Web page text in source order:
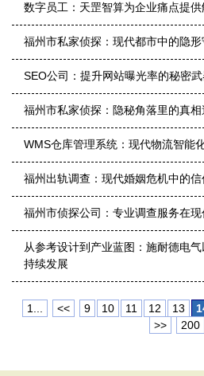
数字员工：天罡智算为企业痛点提供
福州市私家侦探：现代都市中的隐
SEO公司：提升网站曝光率的秘密武
福州市私家侦探：隐秘角落里的真
WMS仓库管理系统：现代物流智能
福州出轨调查：现代婚姻危机中的
福州市侦探公司：专业调查服务在
从参考设计到产业蓝图：施耐德电
持续发展
1... << 9 10 11 12 13
>>
200